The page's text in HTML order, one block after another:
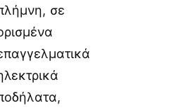
σε